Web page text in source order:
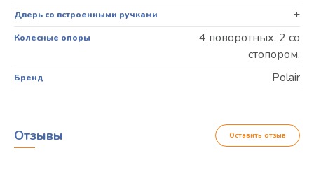
Дверь со встроенными ручками +
Колесные опоры
4 поворотных. 2 со
стопором.
Бренд Polair
Отзывы Оставить отзыв